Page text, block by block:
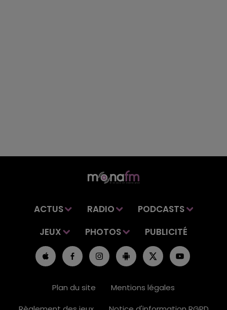
ACTUS RADIO
PODCASTS
JEUX
PHOTOS PUBLICITÉ
Plan du site
Mentions légales